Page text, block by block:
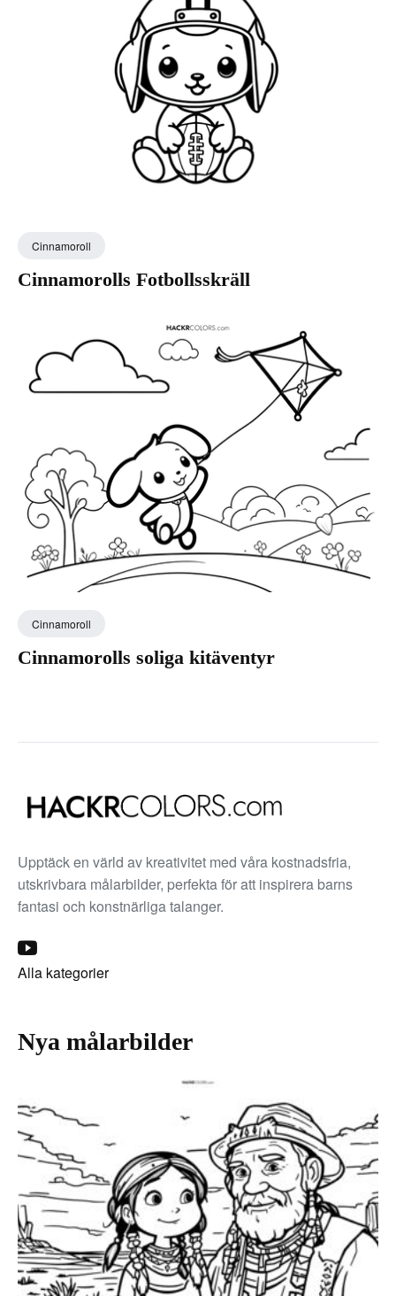
Cinnamoroll
Cinnamorolls Fotbollsskräll
Cinnamoroll
Cinnamorolls soliga kitäventyr
Upptäck en värld av kreativitet med våra kostnadsfria,
utskrivbara målarbilder, perfekta för att inspirera barns
fantasi och konstnärliga talanger.
Alla kategorier
Nya målarbilder